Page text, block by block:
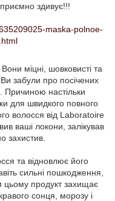
здивує!!!
maska-polnoe-
міцні, шовковисті та
забули про посічених
Причиною настільки
для швидкого повного
волосся від Laboratoire
ваші локони, залікував
захистив.
та відновлює його
сильні пошкодження,
продукт захищає
сонця, морозу і